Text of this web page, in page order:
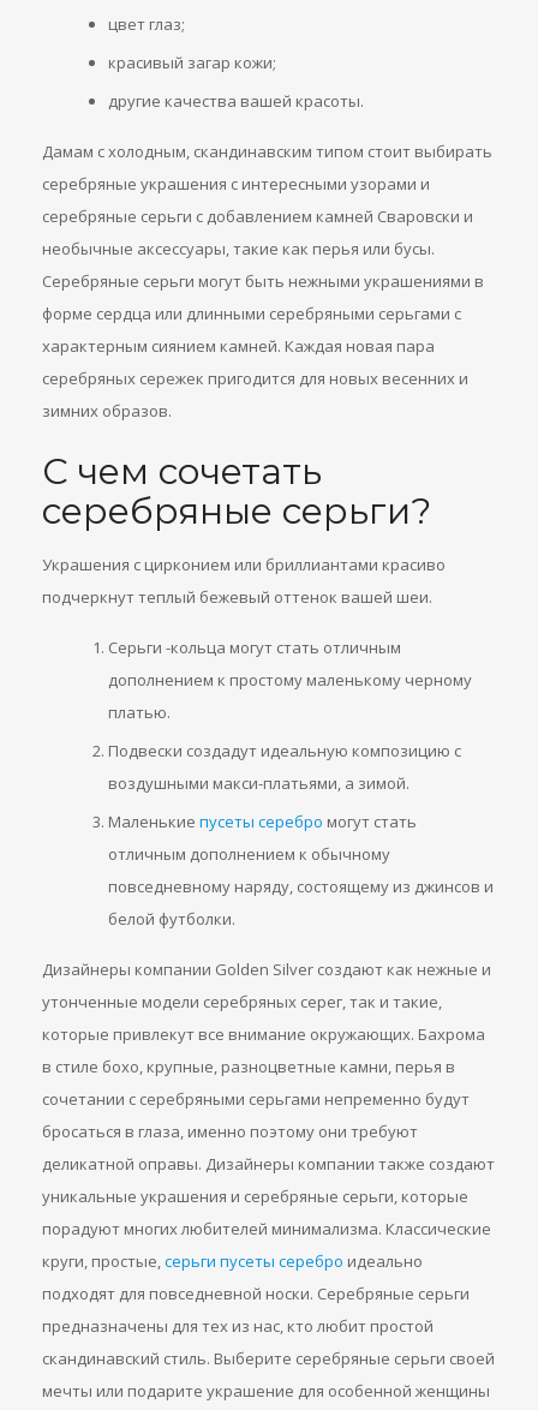
цвет глаз;
красивый загар кожи;
другие качества вашей красоты.
Дамам с холодным, скандинавским типом стоит выбирать
серебряные украшения с интересными узорами и
серебряные серьги с добавлением камней Сваровски и
необычные аксессуары, такие как перья или бусы.
Серебряные серьги могут быть нежными украшениями в
форме сердца или длинными серебряными серьгами с
характерным сиянием камней. Каждая новая пара
серебряных сережек пригодится для новых весенних и
зимних образов.
С чем сочетать
серебряные серьги?
Украшения с цирконием или бриллиантами красиво
подчеркнут теплый бежевый оттенок вашей шеи.
Серьги -кольца могут стать отличным
дополнением к простому маленькому черному
платью.
Подвески создадут идеальную композицию с
воздушными макси-платьями, а зимой.
Маленькие пусеты серебро могут стать
отличным дополнением к обычному
повседневному наряду, состоящему из джинсов и
белой футболки.
Дизайнеры компании Golden Silver создают как нежные и
утонченные модели серебряных серег, так и такие,
которые привлекут все внимание окружающих. Бахрома
в стиле бохо, крупные, разноцветные камни, перья в
сочетании с серебряными серьгами непременно будут
бросаться в глаза, именно поэтому они требуют
деликатной оправы. Дизайнеры компании также создают
уникальные украшения и серебряные серьги, которые
порадуют многих любителей минимализма. Классические
круги, простые,серьги пусеты серебро идеально
подходят для повседневной носки. Серебряные серьги
предназначены для тех из нас, кто любит простой
скандинавский стиль. Выберите серебряные серьги своей
мечты или подарите украшение для особенной женщины